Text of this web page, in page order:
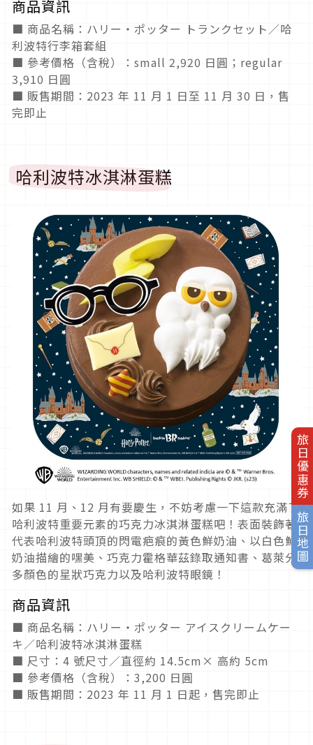
旅日優惠券
旅日地圖
商品資訊
■ 商品名稱：ハリー・ポッター トランクセット／哈
利波特行李箱套組
■ 參考價格（含稅）：small 2,920 日圓；regular
3,910 日圓
■ 販售期間：2023 年 11 月 1 日至 11 月 30 日，售
完即止
哈利波特冰淇淋蛋糕
如果 11 月、12 月有要慶生，不妨考慮一下這款充滿了
哈利波特重要元素的巧克力冰淇淋蛋糕吧！表面裝飾著
代表哈利波特頭頂的閃電疤痕的黃色鮮奶油、以白色鮮
奶油描繪的嘿美、巧克力霍格華茲錄取通知書、葛萊分
多顏色的星狀巧克力以及哈利波特眼鏡！
商品資訊
■ 商品名稱：ハリー・ポッター アイスクリームケー
キ／哈利波特冰淇淋蛋糕
■ 尺寸：4 號尺寸／直徑約 14.5cm× 高約 5cm
■ 參考價格（含稅）：3,200 日圓
■ 販售期間：2023 年 11 月 1 日起，售完即止